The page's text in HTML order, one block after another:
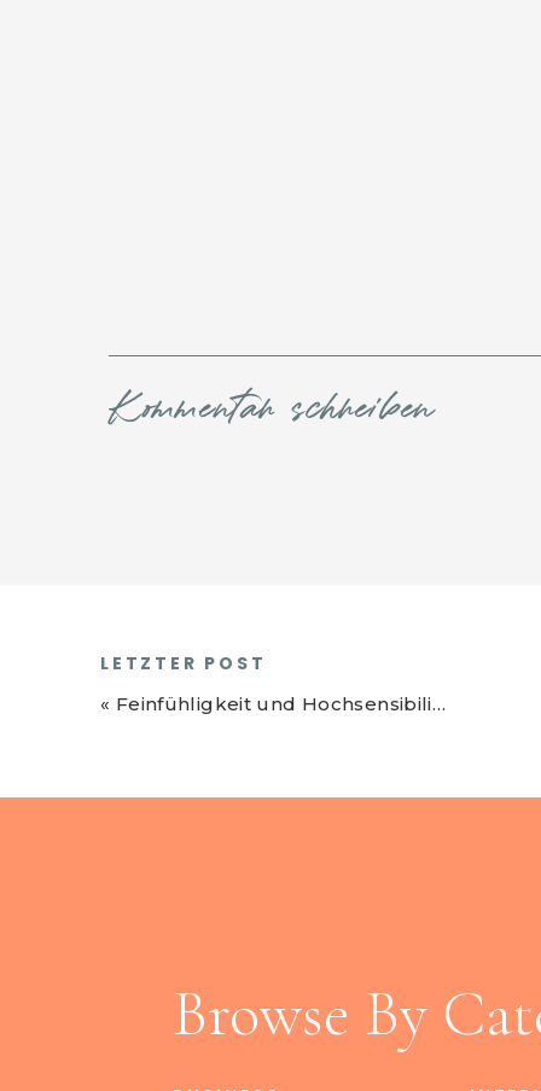
Kommentar schreiben
« Feinfühligkeit und Hochsensibilität – Wie kannst du es als Stärke nutzen?
LETZTER POST
Browse By